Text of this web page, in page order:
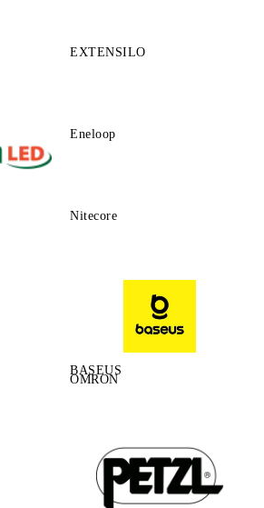
EXTENSILO
Eneloop
Nitecore
BASEUS
OMRON